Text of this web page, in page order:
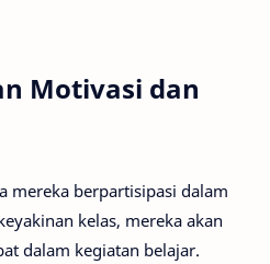
Motivasi dan
mereka berpartisipasi dalam
kelas, mereka akan
dalam kegiatan belajar.